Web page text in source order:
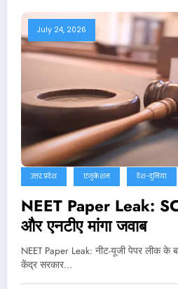
July 24, 2026
उत्तर प्रदेश एजुकेशन देश-दुनिया
NEET Paper Leak:
और एनटीए मांगा जवाब
NEET Paper Leak: नीट-यूजी पेपर लीक के
केंद्र सरकार…